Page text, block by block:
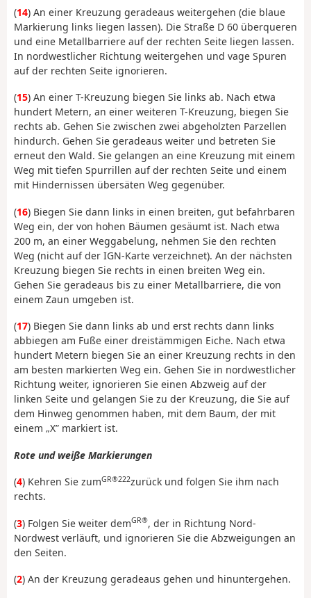
(14) An einer Kreuzung geradeaus weitergehen (die blaue
Markierung links liegen lassen). Die Straße D 60 überqueren
und eine Metallbarriere auf der rechten Seite liegen lassen.
In nordwestlicher Richtung weitergehen und vage Spuren
auf der rechten Seite ignorieren.
(15) An einer T-Kreuzung biegen Sie links ab. Nach etwa
hundert Metern, an einer weiteren T-Kreuzung, biegen Sie
rechts ab. Gehen Sie zwischen zwei abgeholzten Parzellen
hindurch. Gehen Sie geradeaus weiter und betreten Sie
erneut den Wald. Sie gelangen an eine Kreuzung mit einem
Weg mit tiefen Spurrillen auf der rechten Seite und einem
mit Hindernissen übersäten Weg gegenüber.
(16) Biegen Sie dann links in einen breiten, gut befahrbaren
Weg ein, der von hohen Bäumen gesäumt ist. Nach etwa
200 m, an einer Weggabelung, nehmen Sie den rechten
Weg (nicht auf der IGN-Karte verzeichnet). An der nächsten
Kreuzung biegen Sie rechts in einen breiten Weg ein.
Gehen Sie geradeaus bis zu einer Metallbarriere, die von
einem Zaun umgeben ist.
(17) Biegen Sie dann links ab und erst rechts dann links
abbiegen am Fuße einer dreistämmigen Eiche. Nach etwa
hundert Metern biegen Sie an einer Kreuzung rechts in den
am besten markierten Weg ein. Gehen Sie in nordwestlicher
Richtung weiter, ignorieren Sie einen Abzweig auf der
linken Seite und gelangen Sie zu der Kreuzung, die Sie auf
dem Hinweg genommen haben, mit dem Baum, der mit
einem „X” markiert ist.
Rote und weiße Markierungen
(4) Kehren Sie zumGR®222zurück und folgen Sie ihm nach
rechts.
(3) Folgen Sie weiter demGR®, der in Richtung Nord-
Nordwest verläuft, und ignorieren Sie die Abzweigungen an
den Seiten.
(2) An der Kreuzung geradeaus gehen und hinuntergehen.